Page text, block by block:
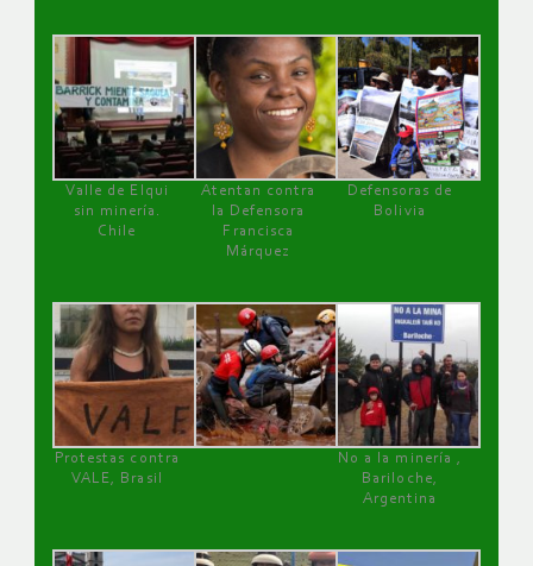
Valle de Elqui
sin minería.
Chile
Atentan contra
la Defensora
Francisca
Márquez
Defensoras de
Bolivia
Protestas contra
VALE, Brasil
No a la minería ,
Bariloche,
Argentina